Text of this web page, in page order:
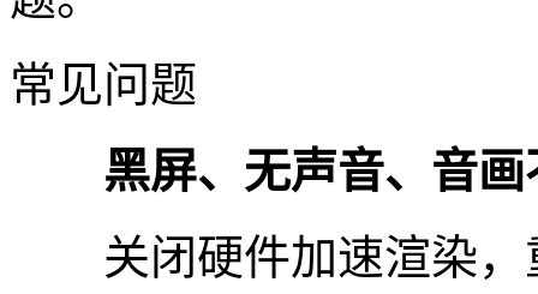
常见问题
黑屏、无声音、音画
关闭硬件加速渲染，